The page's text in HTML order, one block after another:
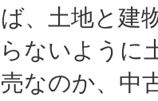
、土地と建
ないように
なのか、中